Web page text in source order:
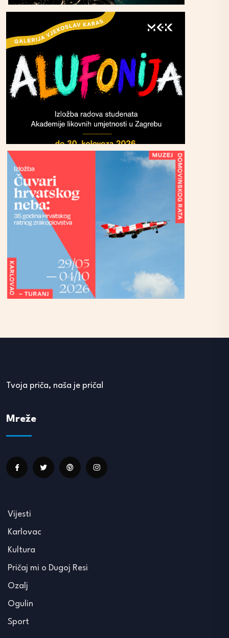
Tvoja priča, naša je priča!
Mreže
Vijesti
Karlovac
Kultura
Pričaj mi o Dugoj Resi
Ozalj
Ogulin
Sport